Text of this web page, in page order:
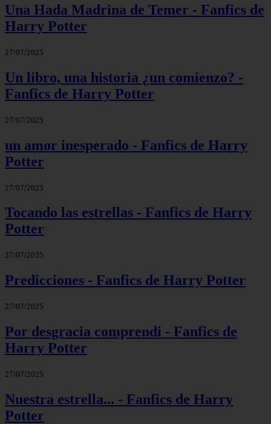
Una Hada Madrina de Temer - Fanfics de
Harry Potter
27/07/2025
Un libro, una historia ¿un comienzo? -
Fanfics de Harry Potter
27/07/2025
un amor inesperado - Fanfics de Harry
Potter
27/07/2025
Tocando las estrellas - Fanfics de Harry
Potter
27/07/2025
Predicciones - Fanfics de Harry Potter
27/07/2025
Por desgracia comprendi - Fanfics de
Harry Potter
27/07/2025
Nuestra estrella... - Fanfics de Harry
Potter